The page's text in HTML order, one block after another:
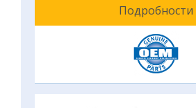
Подробности